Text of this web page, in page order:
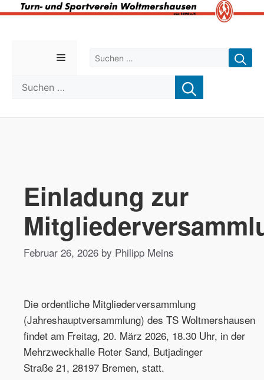
Suchen nach:
Menü
Suchen nach:
Einladung zur
Februar 26, 2026 by Philipp Meins
Die ordentliche Mitgliederversammlung
(Jahreshauptversammlung) des TS Woltmershausen
findet am Freitag, 20. März 2026, 18.30 Uhr, in der
Mehrzweckhalle Roter Sand, Butjadinger
Straße 21, 28197 Bremen, statt.